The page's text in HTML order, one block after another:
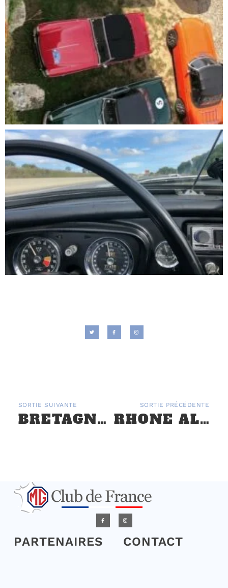
SORTIE SUIVANTE
BRETAGNE : « LA VIE EN ROZ » À PERROS GUIREC – 24 AU 27 SEPTEMBRE 2024
SORTIE PRÉCÉDENTE
RHONE ALPES : « LA ROUTE DES GRANDES ALPES » DU 16 AU 21 SEPTEMBRE 2024
PARTENAIRES CONTACT